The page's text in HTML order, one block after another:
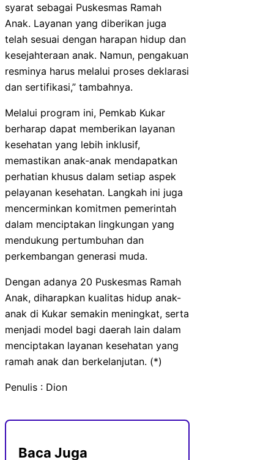
syarat sebagai Puskesmas Ramah
Anak. Layanan yang diberikan juga
telah sesuai dengan harapan hidup dan
kesejahteraan anak. Namun, pengakuan
resminya harus melalui proses deklarasi
dan sertifikasi,” tambahnya.
Melalui program ini, Pemkab Kukar
berharap dapat memberikan layanan
kesehatan yang lebih inklusif,
memastikan anak-anak mendapatkan
perhatian khusus dalam setiap aspek
pelayanan kesehatan. Langkah ini juga
mencerminkan komitmen pemerintah
dalam menciptakan lingkungan yang
mendukung pertumbuhan dan
perkembangan generasi muda.
Dengan adanya 20 Puskesmas Ramah
Anak, diharapkan kualitas hidup anak-
anak di Kukar semakin meningkat, serta
menjadi model bagi daerah lain dalam
menciptakan layanan kesehatan yang
ramah anak dan berkelanjutan. (*)
Penulis : Dion
Baca Juga